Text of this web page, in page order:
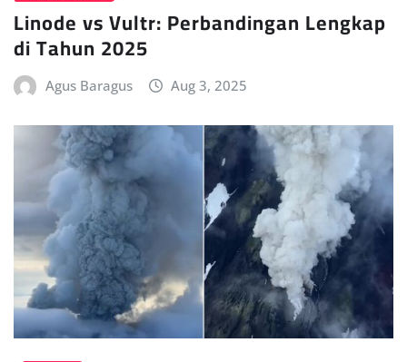
Linode vs Vultr: Perbandingan Lengkap
di Tahun 2025
Agus Baragus Aug 3, 2025